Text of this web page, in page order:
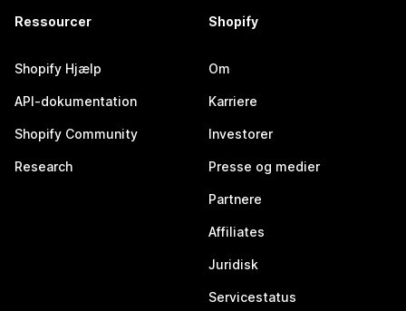
Ressourcer
Shopify Hjælp
API-dokumentation
Shopify Community
Research
Shopify
Om
Karriere
Investorer
Presse og medier
Partnere
Affiliates
Juridisk
Servicestatus